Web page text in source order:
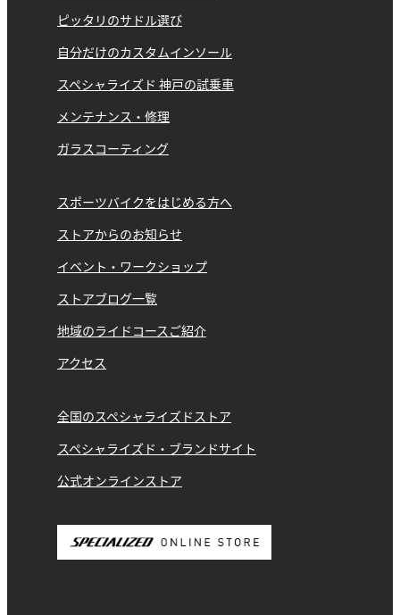
ピッタリのサドル選び
自分だけのカスタムインソール
スペシャライズド 神戸の試乗車
メンテナンス・修理
ガラスコーティング
スポーツバイクをはじめる方へ
ストアからのお知らせ
イベント・ワークショップ
ストアブログ一覧
地域のライドコースご紹介
アクセス
全国のスペシャライズドストア
スペシャライズド・ブランドサイト
公式オンラインストア